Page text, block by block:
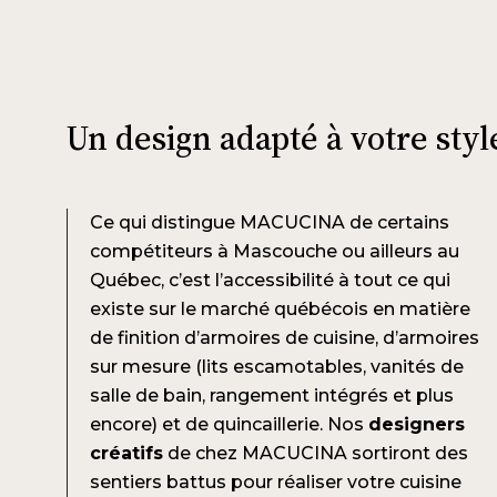
Un design adapté à votre
Ce qui distingue MACUCINA de certains
compétiteurs à Mascouche ou ailleurs au
Québec, c’est l’accessibilité à tout ce qui
existe sur le marché québécois en matière
de finition d’armoires de cuisine, d’armoires
sur mesure (lits escamotables, vanités de
salle de bain, rangement intégrés et plus
encore) et de quincaillerie. Nos designers
créatifs de chez MACUCINA sortiront des
sentiers battus pour réaliser votre cuisine